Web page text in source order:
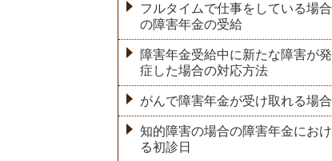
フルタイムで仕事をしている場合
の障害年金の受給
障害年金受給中に新たな障害が発
症した場合の対応方法
がんで障害年金が受け取れる場合
知的障害の場合の障害年金におけ
る初診日